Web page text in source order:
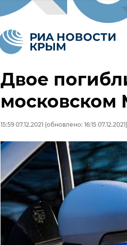
Двое
15:59 07.12.2021 (обновлено: 16:15 07.12.2021)